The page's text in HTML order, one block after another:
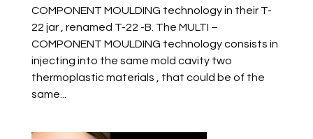
COMPONENT MOULDING technology in their T-
22 jar , renamed T-22 -B. The MULTI –
COMPONENT MOULDING technology consists in
injecting into the same mold cavity two
thermoplastic materials , that could be of the
same...